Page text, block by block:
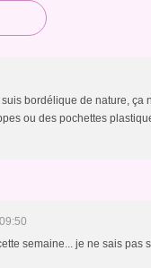
bordélique de nature, ça
ou des pochettes
semaine... je ne sais pas